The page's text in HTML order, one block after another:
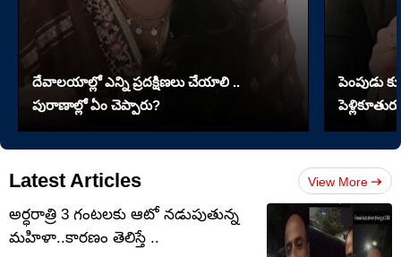
దేవాలయాల్లో ఎన్ని ప్రదక్షిణలు చేయాలి ..
పురాణాల్లో ఏం చెప్పారు?
పెంపుడు
పెళ్లికూతురు
Latest Articles View More
అర్ధరాత్రి 3 గంటలకు ఆటో నడుపుతున్న
మహిళా..కారణం తెలిస్తే ..